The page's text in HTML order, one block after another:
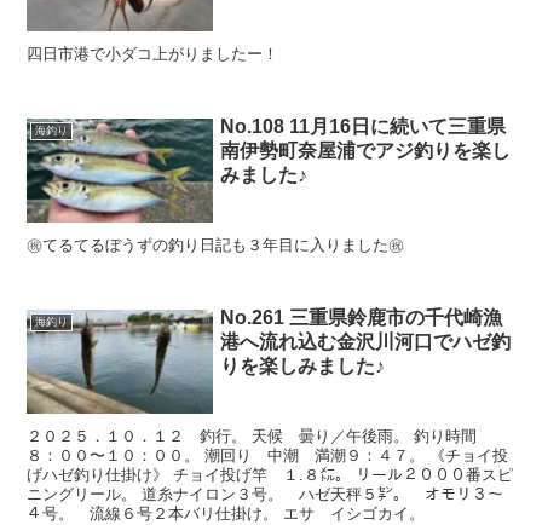
四日市港で小ダコ上がりましたー！
海釣り
No.108 11月16日に続いて三重県
南伊勢町奈屋浦でアジ釣りを楽し
みました♪
㊗️てるてるぼうずの釣り日記も３年目に入りました㊗️
海釣り
No.261 三重県鈴鹿市の千代崎漁
港へ流れ込む金沢川河口でハゼ釣
りを楽しみました♪
２０２５．１０．１２ 釣行。 天候 曇り／午後雨。 釣り時間
８：００〜１０：００。 潮回り 中潮 満潮９：４７。 《チョイ投
げハゼ釣り仕掛け》 チョイ投げ竿 １.８㍍。 リール２０００番スピ
ニングリール。 道糸ナイロン３号。 ハゼ天秤５㌢。 オモリ３〜
４号。 流線６号２本バリ仕掛け。 エサ イシゴカイ。